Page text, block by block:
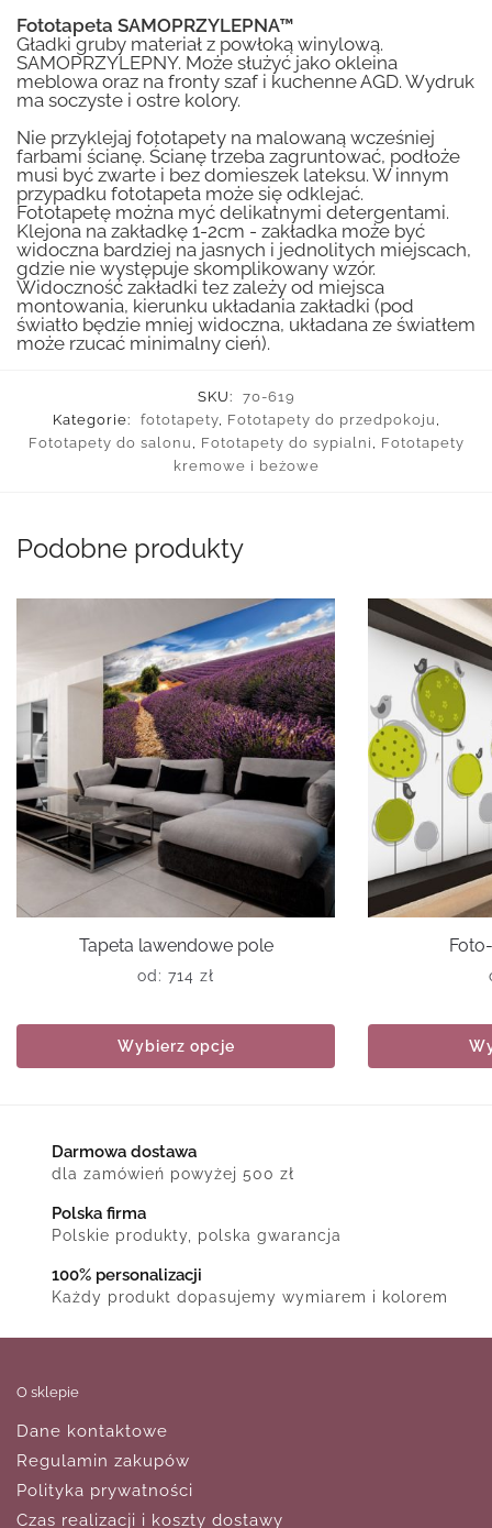
Fototapeta SAMOPRZYLEPNA™
Gładki gruby materiał z powłoką winylową.
SAMOPRZYLEPNY. Może służyć jako okleina
meblowa oraz na fronty szaf i kuchenne AGD. Wydruk
ma soczyste i ostre kolory.
Nie przyklejaj fototapety na malowaną wcześniej
farbami ścianę. Ścianę trzeba zagruntować, podłoże
musi być zwarte i bez domieszek lateksu. W innym
przypadku fototapeta może się odklejać.
Fototapetę można myć delikatnymi detergentami.
Klejona na zakładkę 1-2cm - zakładka może być
widoczna bardziej na jasnych i jednolitych miejscach,
gdzie nie występuje skomplikowany wzór.
Widoczność zakładki tez zależy od miejsca
montowania, kierunku układania zakładki (pod
światło będzie mniej widoczna, układana ze światłem
może rzucać minimalny cień).
SKU:
70-619
Kategorie:
fototapety, Fototapety do przedpokoju ,
Fototapety do salonu , Fototapety do sypialni , Fototapety
kremowe i beżowe
Podobne produkty
Tapeta lawendowe pole
od: 714 zł
Wybierz opcje
Darmowa dostawa
dla zamówień powyżej 500 zł
Polska firma
Polskie produkty, polska gwarancja
100% personalizacji
Każdy produkt dopasujemy wymiarem i kolorem
O sklepie
Dane kontaktowe
Regulamin zakupów
Polityka prywatności
Czas realizacji i koszty dostawy